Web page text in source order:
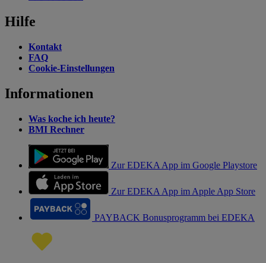
Hilfe
Kontakt
FAQ
Cookie-Einstellungen
Informationen
Was koche ich heute?
BMI Rechner
Zur EDEKA App im Google Playstore
Zur EDEKA App im Apple App Store
PAYBACK Bonusprogramm bei EDEKA